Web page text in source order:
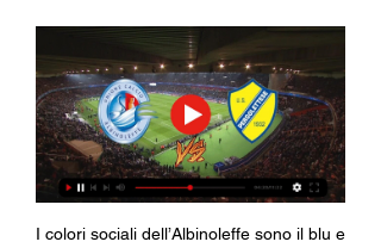
I colori sociali dell’Albinoleffe sono il blu e